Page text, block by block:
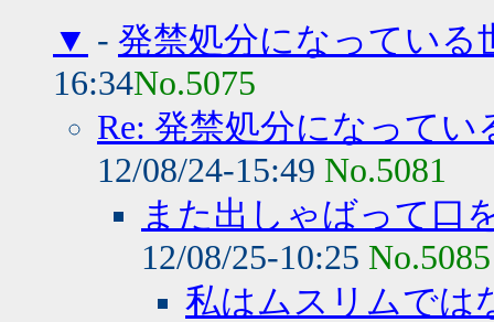
▼ - 発禁処分になっている
16:34No.5075
Re: 発禁処分になって
12/08/24-15:49 No.5081
また出しゃばって口
12/08/25-10:25 No.5085
私はムスリムでは